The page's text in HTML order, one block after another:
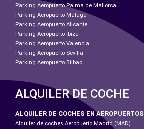
Parking Aeropuerto Palma de Mallorca
Parking Aeropuerto Malaga
Parking Aeropuerto Alicante
Parking Aeropuerto Ibiza
Parking Aeropuerto Valencia
Parking Aeropuerto Sevilla
Parking Aeropuerto Bilbao
ALQUILER DE COCHE
ALQUILER DE COCHES EN AEROPUERTOS
Alquiler de coches Aeropuerto Madrid (MAD)